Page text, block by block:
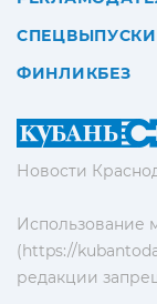
Новости
Использование
(https://
редакции
СПЕЦВЫПУСКИ
ФИНЛИКБЕЗ